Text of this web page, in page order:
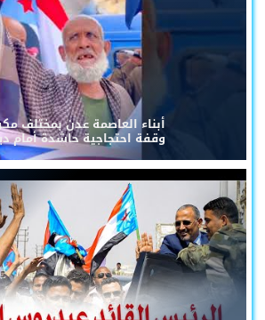
أبناء العاصمة عدن بمختلف
وقفة احتجاجية حاشدة أمام